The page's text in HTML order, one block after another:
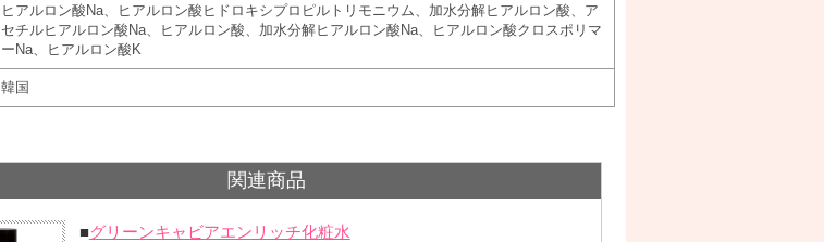
ヒアルロン酸Na、ヒアルロン酸ヒドロキシプロピルトリモニウム、加水分解ヒアルロン酸、ア
セチルヒアルロン酸Na、ヒアルロン酸、加水分解ヒアルロン酸Na、ヒアルロン酸クロスポリマ
ーNa、ヒアルロン酸K
韓国
関連商品
■グリーンキャビアエンリッチ化粧水